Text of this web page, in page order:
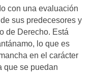
con una evaluación
sus predecesores y
de Derecho. Está
lo que es
en el carácter
que se puedan